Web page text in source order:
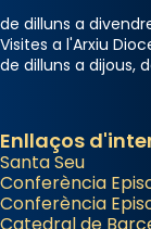
Santes a
Photo
de dilluns a
Visites a l'Arxiu
de dilluns a dijous,
Enllaços
Santa Seu
Conferència
Conferència